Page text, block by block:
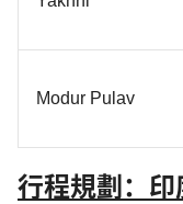
Modur Pulav
行程規劃：